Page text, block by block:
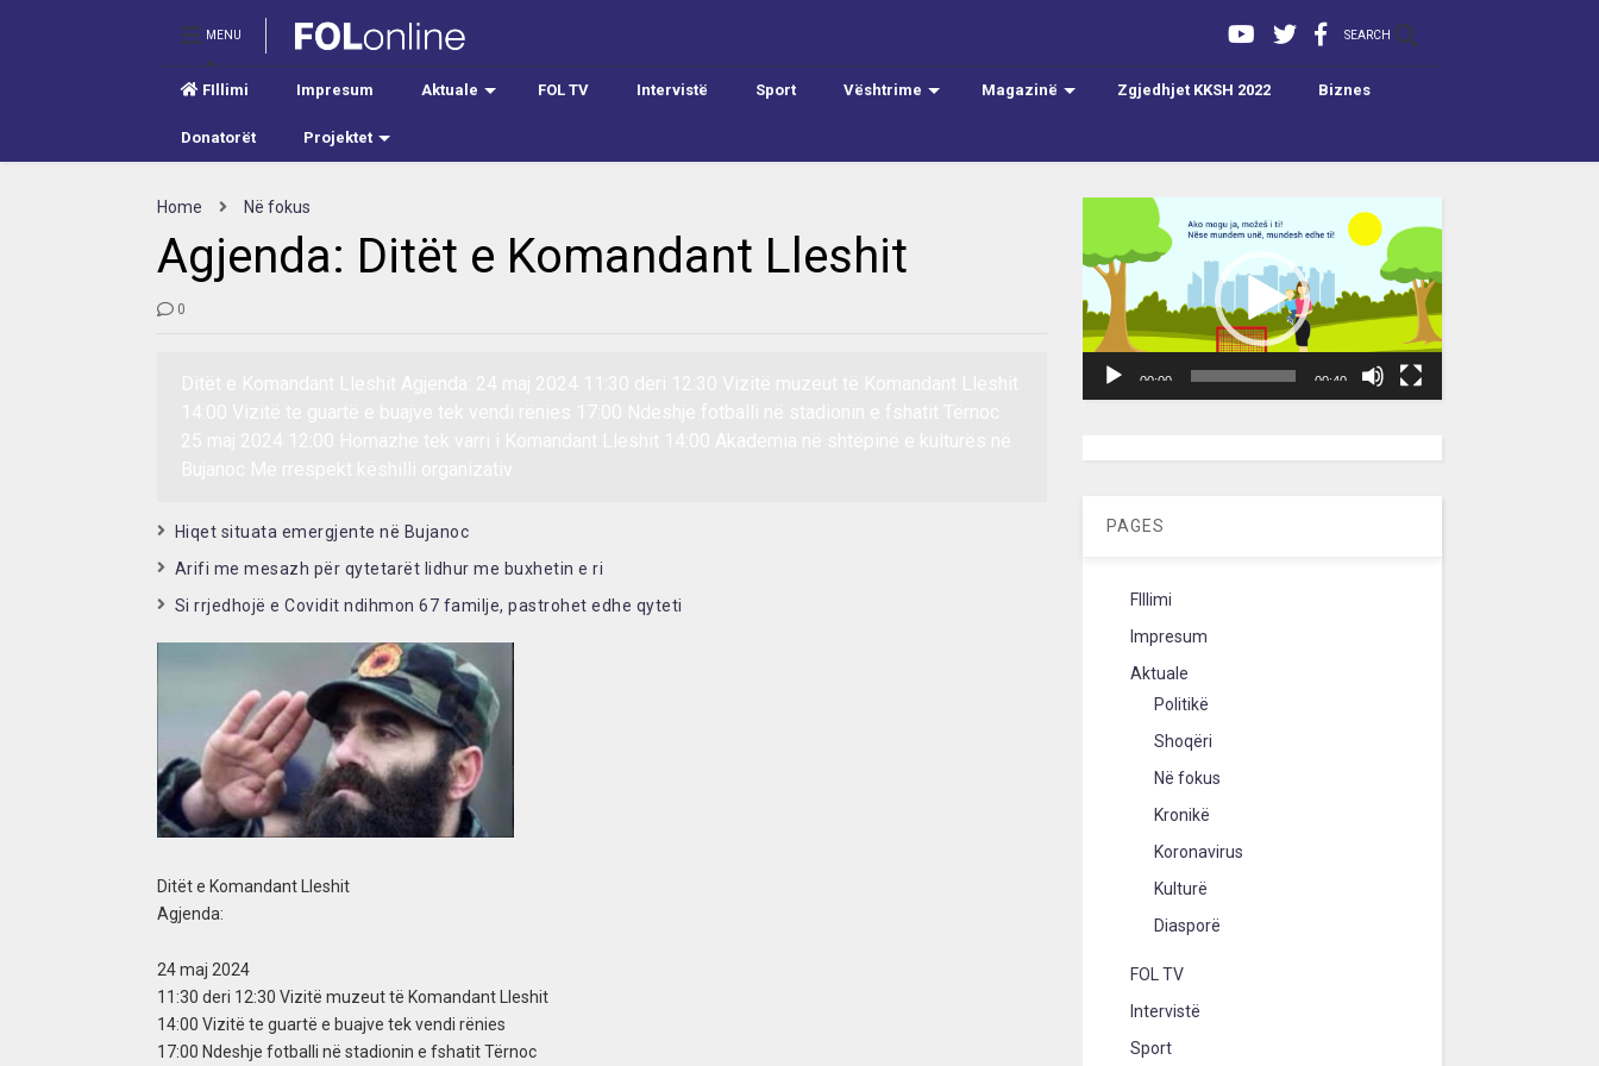
MENU SEARCH
FIllimi Impresum Aktuale FOL TV Intervistë Sport Vështrime Magazinë Zgjedhjet KKSH 2022 Biznes
Donatorët Projektet
Home Në fokus
Agjenda: Ditët e Komandant Lleshit
0
Hiqet situata emergjente në Bujanoc
Arifi me mesazh për qytetarët lidhur me buxhetin e ri
Si rrjedhojë e Covidit ndihmon 67 familje, pastrohet edhe qyteti
Ditët e Komandant Lleshit
Agjenda:
24 maj 2024
11:30 deri 12:30 Vizitë muzeut të Komandant Lleshit
14:00 Vizitë te guartë e buajve tek vendi rënies
17:00 Ndeshje fotballi në stadionin e fshatit Tërnoc
00:00 00:40
PAGES
FIllimi
Impresum
Aktuale
Politikë
Shoqëri
Në fokus
Kronikë
Koronavirus
Kulturë
Diasporë
FOL TV
Intervistë
Sport